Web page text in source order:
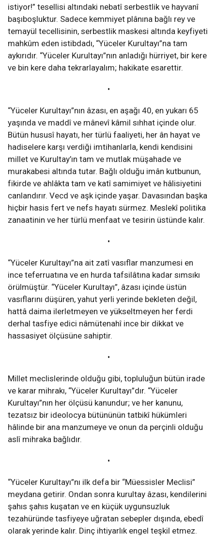
istiyor!” tesellisi altındaki nebatî serbestlik ve hayvanî
başıboşluktur. Sadece kemmiyet plânına bağlı rey ve
temayül tecellisinin, serbestlik maskesi altında keyfiyeti
mahkûm eden istibdadı, “Yüceler Kurultayı”na tam
aykırıdır. “Yüceler Kurultayı”nın anladığı hürriyet, bir kere
ve bin kere daha tekrarlayalım; hakikate esarettir.
•
“Yüceler Kurultayı”nın âzası, en aşağı 40, en yukarı 65
yaşında ve maddî ve mânevî kâmil sıhhat içinde olur.
Bütün hususî hayatı, her türlü faaliyeti, her ân hayat ve
hadiselere karşı verdiği imtihanlarla, kendi kendisini
millet ve Kurultay’ın tam ve mutlak müşahade ve
murakabesi altında tutar. Bağlı olduğu imân kutbunun,
fikirde ve ahlâkta tam ve katî samimiyet ve hâlisiyetini
canlandırır. Vecd ve aşk içinde yaşar. Davasından başka
hiçbir hasis fert ve nefs hayatı sürmez. Meslekî politika
zanaatinin ve her türlü menfaat ve tesirin üstünde kalır.
•
“Yüceler Kurultayı”na ait zatî vasıflar manzumesi en
ince teferruatına ve en hurda tafsilâtına kadar sımsıkı
örülmüştür. “Yüceler Kurultayı”, âzası içinde üstün
vasıflarını düşüren, yahut yerli yerinde bekleten değil,
hattâ daima ilerletmeyen ve yükseltmeyen her ferdi
derhal tasfiye edici nâmütenahî ince bir dikkat ve
hassasiyet ölçüsüne sahiptir.
•
Millet meclislerinde olduğu gibi, topluluğun bütün irade
ve karar mihrakı, “Yüceler Kurultayı”dır. “Yüceler
Kurultayı”nın her ölçüsü kanundur; ve her kanunu,
tezatsız bir ideolocya bütününün tatbikî hükümleri
hâlinde bir ana manzumeye ve onun da perçinli olduğu
aslî mihraka bağlıdır.
•
“Yüceler Kurultayı”nı ilk defa bir “Müessisler Meclisi”
meydana getirir. Ondan sonra kurultay âzası, kendilerini
şahıs şahıs kuşatan ve en küçük uygunsuzluk
tezahüründe tasfiyeye uğratan sebepler dışında, ebedî
olarak yerinde kalır. Dinç ihtiyarlık engel teşkil etmez.